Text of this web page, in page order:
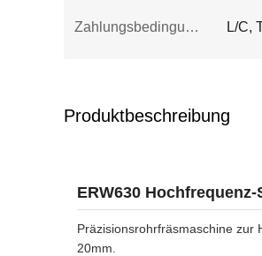
Zahlungsbedingungen: L/C,
Produktbeschreibung
ERW630
Präzisionsrohrfräsmaschine
20mm.